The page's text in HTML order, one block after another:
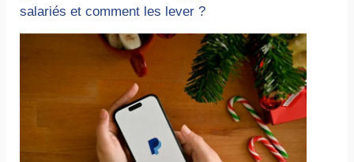
salariés et comment les lever ?